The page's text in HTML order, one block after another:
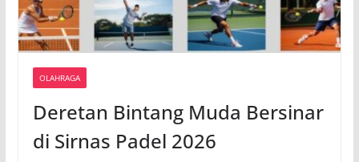
OLAHRAGA
Deretan Bintang Muda Bersinar
di Sirnas Padel 2026